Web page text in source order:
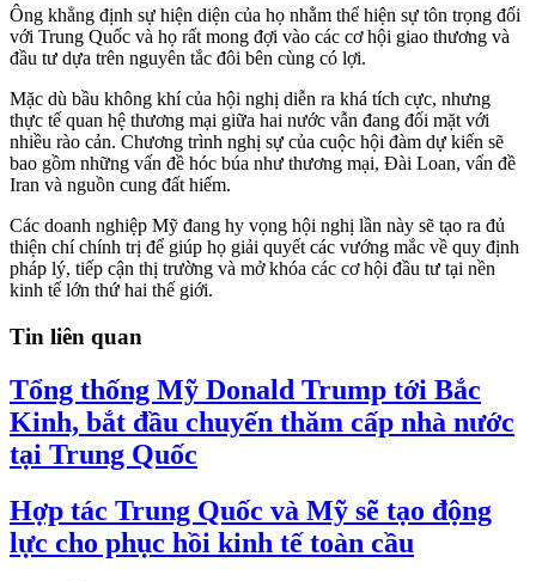
Ông khẳng định sự hiện diện của họ nhằm thể hiện sự tôn trọng đối
với Trung Quốc và họ rất mong đợi vào các cơ hội giao thương và
đầu tư dựa trên nguyên tắc đôi bên cùng có lợi.
Mặc dù bầu không khí của hội nghị diễn ra khá tích cực, nhưng
thực tế quan hệ thương mại giữa hai nước vẫn đang đối mặt với
nhiều rào cản. Chương trình nghị sự của cuộc hội đàm dự kiến sẽ
bao gồm những vấn đề hóc búa như thương mại, Đài Loan, vấn đề
Iran và nguồn cung đất hiếm.
Các doanh nghiệp Mỹ đang hy vọng hội nghị lần này sẽ tạo ra đủ
thiện chí chính trị để giúp họ giải quyết các vướng mắc về quy định
pháp lý, tiếp cận thị trường và mở khóa các cơ hội đầu tư tại nền
kinh tế lớn thứ hai thế giới.
Tin liên quan
Tổng thống Mỹ Donald Trump tới Bắc
Kinh, bắt đầu chuyến thăm cấp nhà nước
tại Trung Quốc
Hợp tác Trung Quốc và Mỹ sẽ tạo động
lực cho phục hồi kinh tế toàn cầu